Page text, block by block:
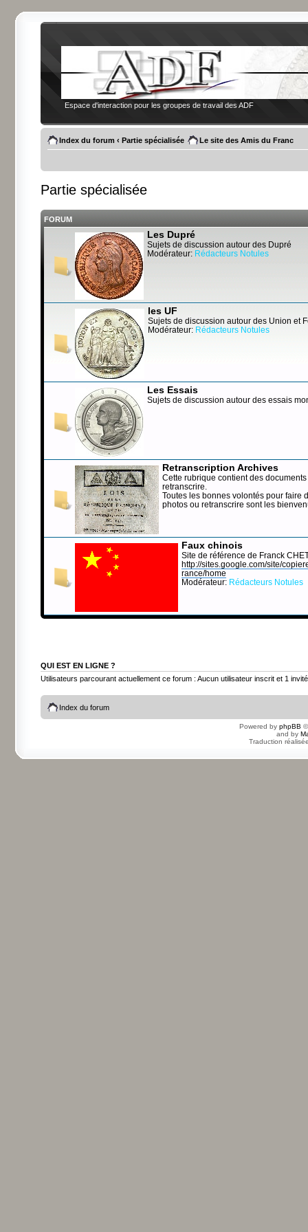
Espace d'interaction pour les groupes de travail des ADF
Index du forum ‹ Partie spécialisée Le site des Amis du Franc
Partie spécialisée
FORUM
Les Dupré
Sujets de discussion autour des Dupré
Modérateur: Rédacteurs Notules
les UF
Sujets de discussion autour des Union et
Modérateur: Rédacteurs Notules
Les Essais
Sujets de discussion autour des essais
Retranscription Archives
Cette rubrique contient des
retranscrire.
Toutes les bonnes volontés pour faire
photos ou retranscrire sont les
Faux chinois
Site de référence de Franck
http://sites.google.com/site/
rance/home
Modérateur: Rédacteurs Notules
QUI EST EN LIGNE ?
Utilisateurs parcourant actuellement ce forum : Aucun utilisateur inscrit et 1 invité
Index du forum
Powered by phpBB
and by
Traduction